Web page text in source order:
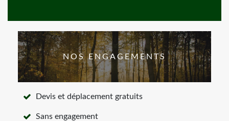
NOS ENGAGEMENTS
Devis et déplacement gratuits
Sans engagement